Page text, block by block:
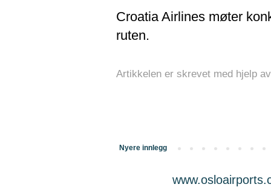
Croatia Airlines møter
ruten.
Artikkelen er skrevet med hjelp
Nyere innlegg